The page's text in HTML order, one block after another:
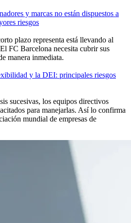
y marcas no están dispuestos a
riesgos
plazo representa está llevando al
FC Barcelona necesita cubrir sus
manera inmediata.
y la DEI: principales riesgos
sucesivas, los equipos directivos
para manejarlas. Así lo confirma
mundial de empresas de